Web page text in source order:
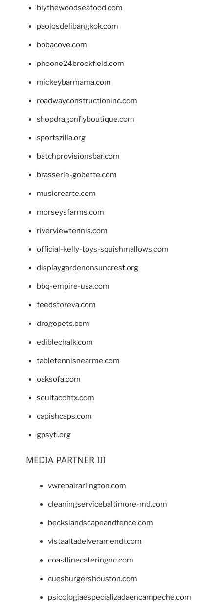
blythewoodseafood.com
paolosdelibangkok.com
bobacove.com
phoone24brookfield.com
mickeybarmama.com
roadwayconstructioninc.com
shopdragonflyboutique.com
sportszilla.org
batchprovisionsbar.com
brasserie-gobette.com
musicrearte.com
morseysfarms.com
riverviewtennis.com
official-kelly-toys-squishmallows.com
displaygardenonsuncrest.org
bbq-empire-usa.com
feedstoreva.com
drogopets.com
ediblechalk.com
tabletennisnearme.com
oaksofa.com
soultacohtx.com
capishcaps.com
gpsyfl.org
MEDIA PARTNER III
vwrepairarlington.com
cleaningservicebaltimore-md.com
beckslandscapeandfence.com
vistaaltadelveramendi.com
coastlinecateringnc.com
cuesburgershouston.com
psicologiaespecializadaencampeche.com